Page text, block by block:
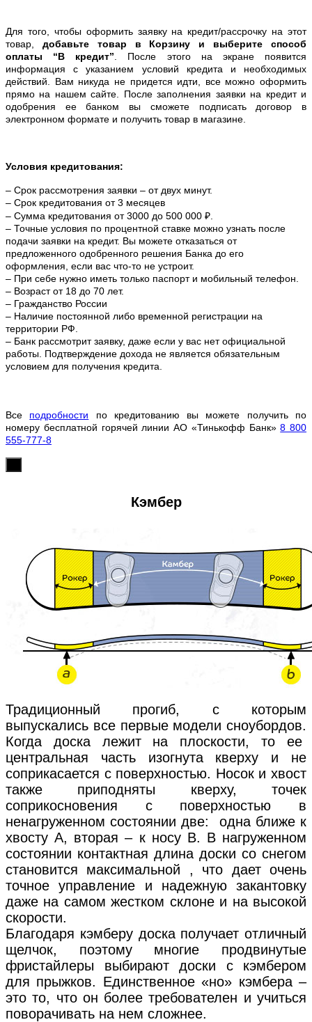
Для того, чтобы оформить заявку на кредит/рассрочку на этот
товар, добавьте товар в Корзину и выберите способ
оплаты “В кредит” . После этого на экране появится
информация с указанием условий кредита и необходимых
действий. Вам никуда не придется идти, все можно оформить
прямо на нашем сайте. После заполнения заявки на кредит и
одобрения ее банком вы сможете подписать договор в
электронном формате и получить товар в магазине.
Условия кредитования:
– Срок рассмотрения заявки – от двух минут.
– Срок кредитования от 3 месяцев
– Сумма кредитования от 3000 до 500 000 ₽.
– Точные условия по процентной ставке можно узнать после
подачи заявки на кредит. Вы можете отказаться от
предложенного одобренного решения Банка до его
оформления, если вас что-то не устроит.
– При себе нужно иметь только паспорт и мобильный телефон.
– Возраст от 18 до 70 лет.
– Гражданство России
– Наличие постоянной либо временной регистрации на
территории РФ.
– Банк рассмотрит заявку, даже если у вас нет официальной
работы. Подтверждение дохода не является обязательным
условием для получения кредита.
Все подробности по кредитованию вы можете получить по
номеру бесплатной горячей линии АО «Тинькофф Банк»8 800
555-777-8
Кэмбер
Традиционный прогиб, с которым
выпускались все первые модели сноубордов.
Когда доска лежит на плоскости, то ее
центральная часть изогнута кверху и не
соприкасается с поверхностью. Носок и хвост
также приподняты кверху, точек
соприкосновения с поверхностью в
ненагруженном состоянии две: одна ближе к
хвосту А, вторая – к носу В. В нагруженном
состоянии контактная длина доски со снегом
становится максимальной , что дает очень
точное управление и надежную закантовку
даже на самом жестком склоне и на высокой
скорости.
Благодаря кэмберу доска получает отличный
щелчок, поэтому многие продвинутые
фристайлеры выбирают доски с кэмбером
для прыжков. Единственное «но» кэмбера –
это то, что он более требователен и учиться
поворачивать на нем сложнее.